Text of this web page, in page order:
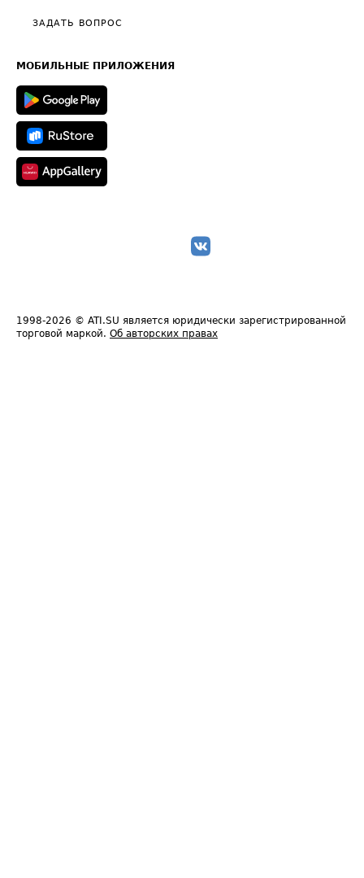
Общие положения
Полезное по перевозкам
Техническая информация
ЗАДАТЬ ВОПРОС
МОБИЛЬНЫЕ ПРИЛОЖЕНИЯ
1998-2026 © ATI.SU является юридически зарегистрированной
торговой маркой. Об авторских правах